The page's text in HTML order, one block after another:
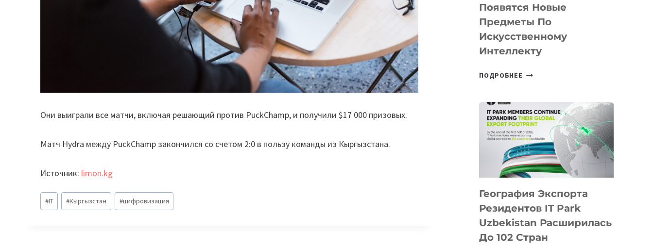
Они выиграли все матчи, включая решающий против PuckChamp, и получили $17 000 призовых.
Матч Hydra между PuckChamp закончился со счетом 2:0 в пользу команды из Кыргызстана.
Источник: limon.kg
Метки
записи:
#IT #Кыргызстан #цифровизация
ТЕХНОЛОГИЧЕСКИХ
СТАРТАПОВ
Появятся Новые
Предметы По
Искусственному
Интеллекту
ПОДРОБНЕЕ
ПОЯВЯТСЯ
НОВЫЕ
ПРЕДМЕТЫ
ПО
ИСКУССТВЕННОМУ
ИНТЕЛЛЕКТУ
География Экспорта
Резидентов IT Park
Uzbekistan Расширилась
До 102 Стран